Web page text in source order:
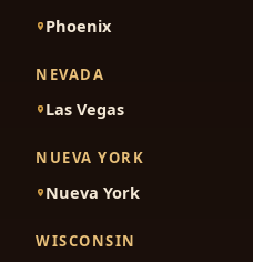
Phoenix
NEVADA
Las Vegas
NUEVA YORK
Nueva York
WISCONSIN